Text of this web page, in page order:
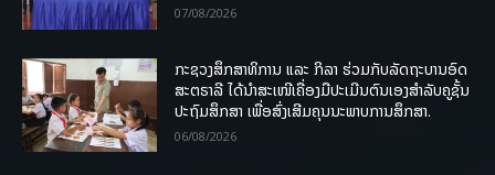
07/08/2026
ກະຊວງສຶກສາທິການ ແລະ ກິລາ ຮ່ວມກັບລັດຖະບານອົດ
ສະຕຣາລີ ໄດ້ນຳສະເໜີເຄື່ອງມືປະເມີນຕົນເອງສຳລັບຄູຊັ້ນ
ປະຖົມສຶກສາ ເພື່ອສົ່ງເສີມຄຸນນະພາບການສຶກສາ.
06/08/2026